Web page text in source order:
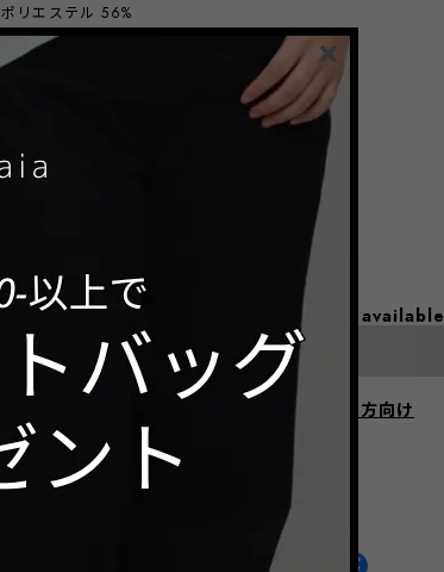
ポリエステル 56%
綿 40%
ポリウレタン 4%
綿 43%
International shipping available
Sold out
日本国内にお住まいの方向け
SHARE ON